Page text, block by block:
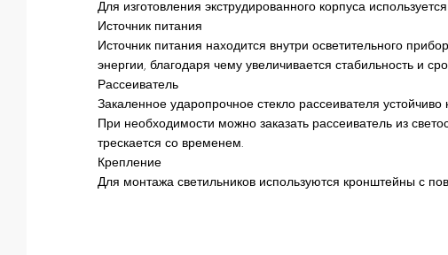
Для изготовления экструдированного корпуса
Источник питания
Источник питания находится внутри осветительного
энергии, благодаря чему увеличивается стабильность и
Рассеиватель
Закаленное ударопрочное стекло рассеивателя
При необходимости можно заказать рассеиватель из
трескается со временем.
Крепление
Для монтажа светильников используются кронштейны с